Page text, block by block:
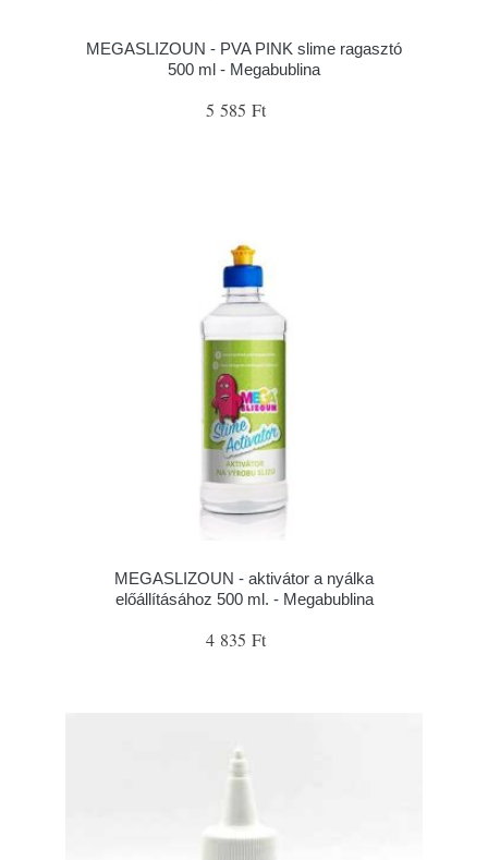
MEGASLIZOUN - PVA PINK slime ragasztó
500 ml - Megabublina
5 585 Ft
MEGASLIZOUN - aktivátor a nyálka
előállításához 500 ml. - Megabublina
4 835 Ft